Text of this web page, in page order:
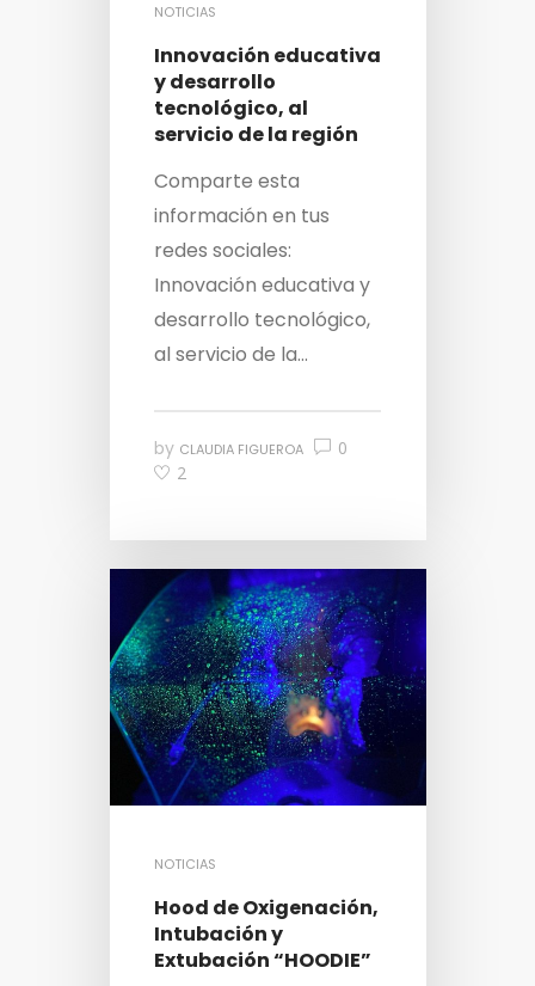
NOTICIAS
Innovación educativa
y desarrollo
tecnológico, al
servicio de la región
Comparte esta
información en tus
redes sociales:
Innovación educativa y
desarrollo tecnológico,
al servicio de la...
by CLAUDIA FIGUEROA
0
2
NOTICIAS
Hood de Oxigenación,
Intubación y
Extubación “HOODIE”